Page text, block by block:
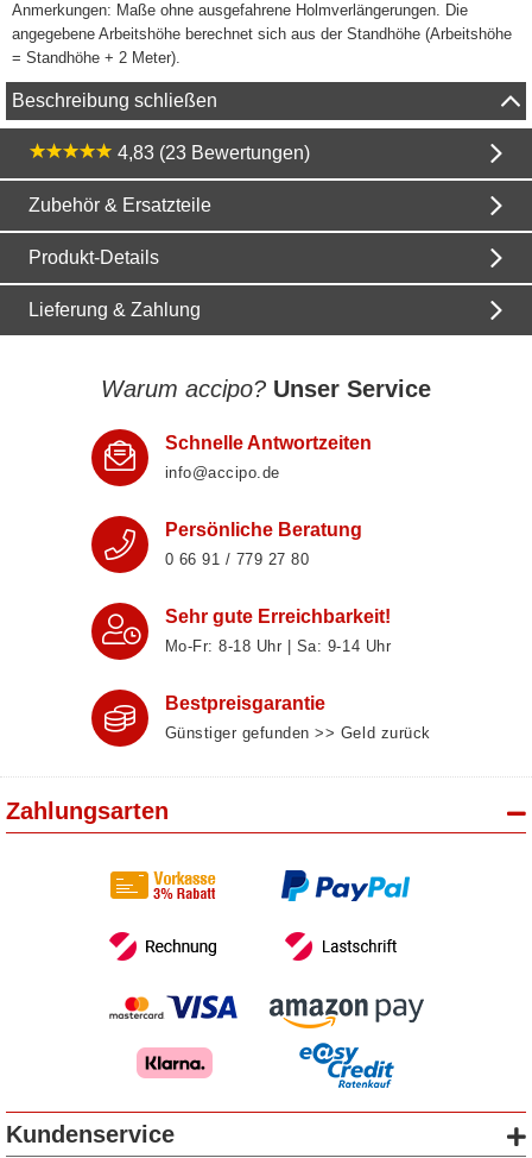
Anmerkungen: Maße ohne ausgefahrene Holmverlängerungen. Die
angegebene Arbeitshöhe berechnet sich aus der Standhöhe (Arbeitshöhe
= Standhöhe + 2 Meter).
Beschreibung schließen
4,83 (23 Bewertungen)
Zubehör & Ersatzteile
Produkt-Details
Lieferung & Zahlung
Warum accipo? Unser Service
Schnelle Antwortzeiten
info@accipo.de
Persönliche Beratung
0 66 91 / 779 27 80
Sehr gute Erreichbarkeit!
Mo-Fr: 8‑18 Uhr | Sa: 9‑14 Uhr
Bestpreisgarantie
Günstiger gefunden >> Geld zurück
Zahlungsarten
Kundenservice